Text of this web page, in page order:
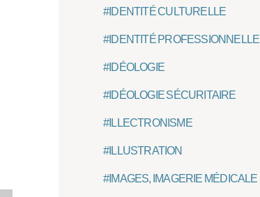
#IDENTITÉ CULTURELLE
#IDENTITÉ PROFESSIONNELLE
#IDÉOLOGIE
#IDÉOLOGIE SÉCURITAIRE
#ILLECTRONISME
#ILLUSTRATION
#IMAGES, IMAGERIE MÉDICALE